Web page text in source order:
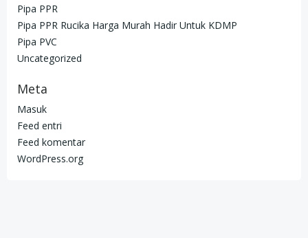
Pipa PPR
Pipa PPR Rucika Harga Murah Hadir Untuk KDMP
Pipa PVC
Uncategorized
Meta
Masuk
Feed entri
Feed komentar
WordPress.org